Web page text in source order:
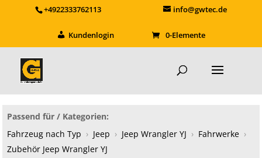
+4922333762113 info@gwtec.de
Kundenlogin 0-Elemente
Passend für / Kategorien:
Fahrzeug nach Typ › Jeep › Jeep Wrangler YJ › Fahrwerke ›
Zubehör Jeep Wrangler YJ